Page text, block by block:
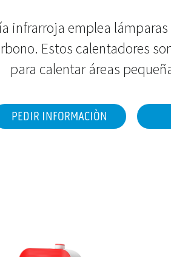
infrarroja emplea
Estos calentadores
para calentar áreas
PEDIR INFORMACIÒN